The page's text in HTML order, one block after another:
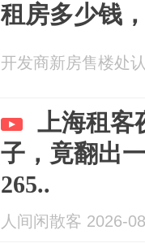
租房多少钱
开发商新房售楼处
上海租客
子，竟翻出
265..
人间闲散客 2026-